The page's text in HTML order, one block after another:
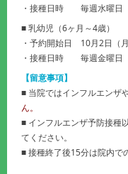
・接種日時 毎週水曜日
■ 乳幼児（6ヶ月～4歳）
・予約開始日 10月2日（
・接種日時 毎週金曜日
【留意事項】
■ 当院ではインフルエンザ
ん。
■ インフルエンザ予防接種
てください。
■ 接種終了後15分は院内で